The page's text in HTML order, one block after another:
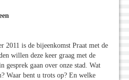
2011 is de bijeenkomst Praat met de
willen deze keer graag met de
gesprek gaan over onze stad. Wat
Waar bent u trots op? En welke